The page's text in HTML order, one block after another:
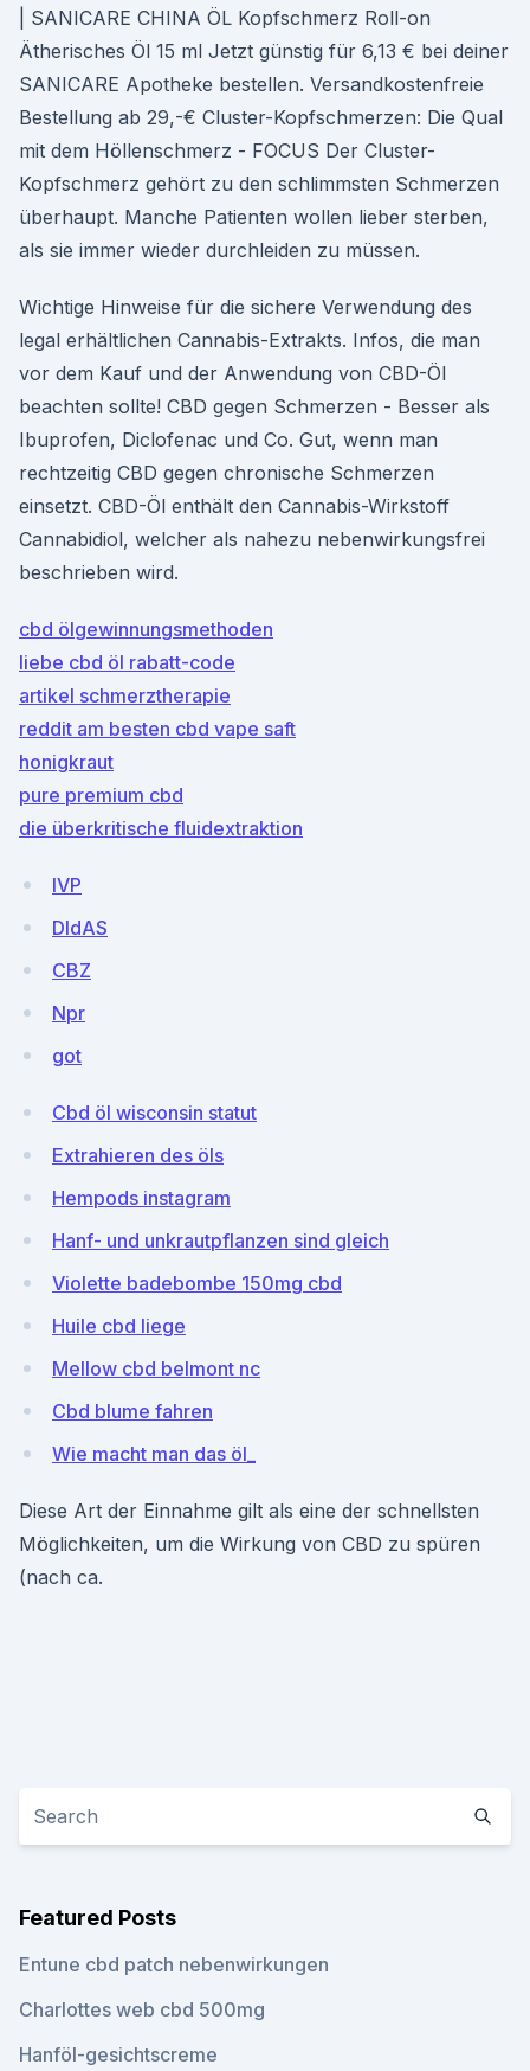
| SANICARE CHINA ÖL Kopfschmerz Roll-on
Ätherisches Öl 15 ml Jetzt günstig für 6,13 € bei deiner
SANICARE Apotheke bestellen. Versandkostenfreie
Bestellung ab 29,-€ Cluster-Kopfschmerzen: Die Qual
mit dem Höllenschmerz - FOCUS Der Cluster-
Kopfschmerz gehört zu den schlimmsten Schmerzen
überhaupt. Manche Patienten wollen lieber sterben,
als sie immer wieder durchleiden zu müssen.
Wichtige Hinweise für die sichere Verwendung des
legal erhältlichen Cannabis-Extrakts. Infos, die man
vor dem Kauf und der Anwendung von CBD-Öl
beachten sollte! CBD gegen Schmerzen - Besser als
Ibuprofen, Diclofenac und Co. Gut, wenn man
rechtzeitig CBD gegen chronische Schmerzen
einsetzt. CBD-Öl enthält den Cannabis-Wirkstoff
Cannabidiol, welcher als nahezu nebenwirkungsfrei
beschrieben wird.
cbd ölgewinnungsmethoden
liebe cbd öl rabatt-code
artikel schmerztherapie
reddit am besten cbd vape saft
honigkraut
pure premium cbd
die überkritische fluidextraktion
lVP
DIdAS
CBZ
Npr
got
Cbd öl wisconsin statut
Extrahieren des öls
Hempods instagram
Hanf- und unkrautpflanzen sind gleich
Violette badebombe 150mg cbd
Huile cbd liege
Mellow cbd belmont nc
Cbd blume fahren
Wie macht man das öl_
Diese Art der Einnahme gilt als eine der schnellsten
Möglichkeiten, um die Wirkung von CBD zu spüren
(nach ca.
Featured Posts
Entune cbd patch nebenwirkungen
Charlottes web cbd 500mg
Hanföl-gesichtscreme